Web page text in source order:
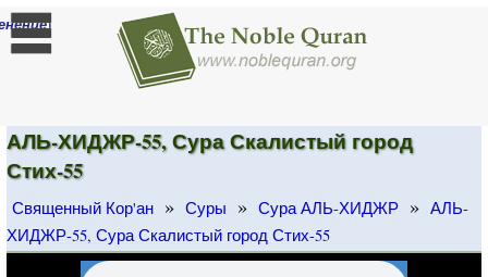
]
АЛЬ-ХИДЖР-55, Сура Скалистый город
Стих-55
Священный Кор'ан » Суры » Сура АЛЬ-ХИДЖР » АЛЬ-
ХИДЖР-55, Сура Скалистый город Стих-55